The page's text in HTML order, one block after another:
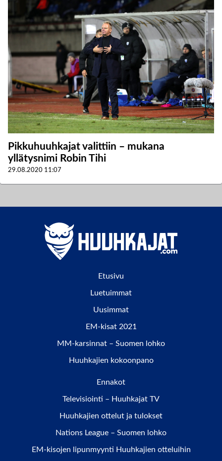
Pikkuhuuhkajat valittiin – mukana
yllätysnimi Robin Tihi
29.08.2020 11:07
Etusivu
Luetuimmat
Uusimmat
EM-kisat 2021
MM-karsinnat – Suomen lohko
Huuhkajien kokoonpano
Ennakot
Televisiointi – Huuhkajat TV
Huuhkajien ottelut ja tulokset
Nations League – Suomen lohko
EM-kisojen lipunmyynti Huuhkajien otteluihin